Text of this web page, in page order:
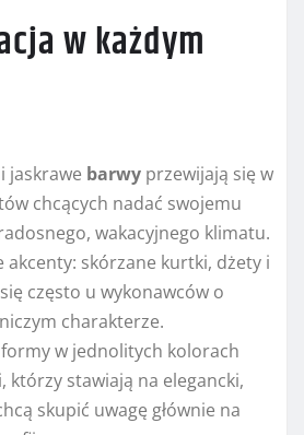
w każdym
jaskrawe barwy przewijają się w
chcących nadać swojemu
wakacyjnego klimatu.
akcenty: skórzane kurtki, dżety i
często u wykonawców o
charakterze.
w jednolitych kolorach
którzy stawiają na elegancki,
skupić uwagę głównie na